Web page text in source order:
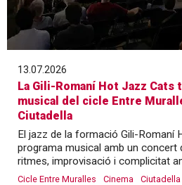
13.07.2026
La Gili-Romaní Hot Jazz Cats
musical del cicle Entre
Ciutadella
El jazz de la formació Gili-Romaní
programa musical amb un concert
ritmes, improvisació i complicitat
Cicle Entre Muralles Cinema Ciutadella